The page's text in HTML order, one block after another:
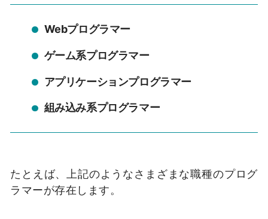
Webプログラマー
ゲーム系プログラマー
アプリケーションプログラマー
組み込み系プログラマー
たとえば、上記のようなさまざまな職種のプログ
ラマーが存在します。